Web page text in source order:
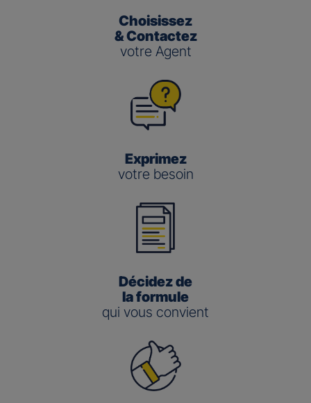
Choisissez
& Contactez
votre Agent
Exprimez
votre besoin
Décidez de
la formule
qui vous convient